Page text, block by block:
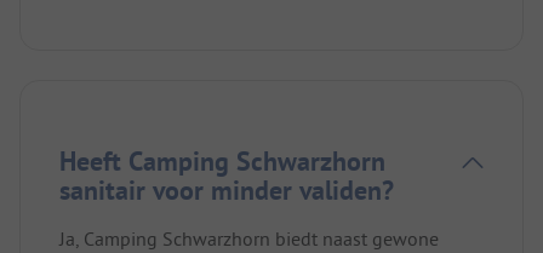
Heeft Camping Schwarzhorn
sanitair voor minder validen?
Ja, Camping Schwarzhorn biedt naast gewone